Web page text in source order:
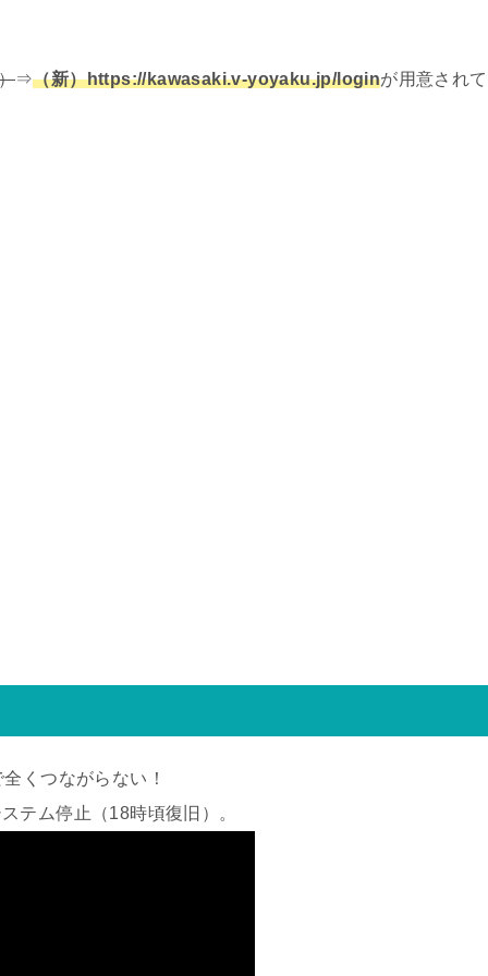
⇒（新）https://kawasaki.v-yoyaku.jp/loginが用意されて
くつながらない！
テム停止（18時頃復旧）。